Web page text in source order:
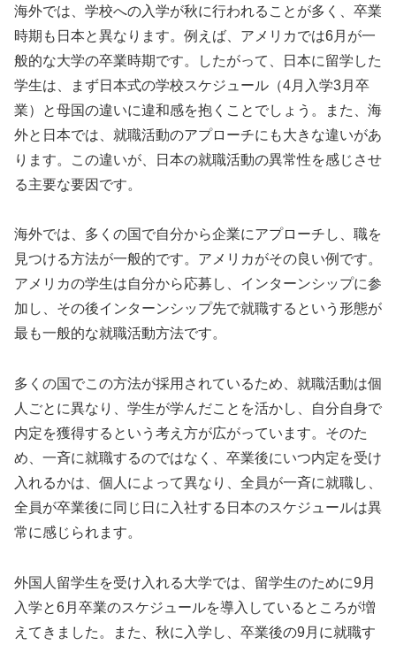
海外では、学校への入学が秋に行われることが多く、卒業
時期も日本と異なります。例えば、アメリカでは6月が一
般的な大学の卒業時期です。したがって、日本に留学した
学生は、まず日本式の学校スケジュール（4月入学3月卒
業）と母国の違いに違和感を抱くことでしょう。また、海
外と日本では、就職活動のアプローチにも大きな違いがあ
ります。この違いが、日本の就職活動の異常性を感じさせ
る主要な要因です。
海外では、多くの国で自分から企業にアプローチし、職を
見つける方法が一般的です。アメリカがその良い例です。
アメリカの学生は自分から応募し、インターンシップに参
加し、その後インターンシップ先で就職するという形態が
最も一般的な就職活動方法です。
多くの国でこの方法が採用されているため、就職活動は個
人ごとに異なり、学生が学んだことを活かし、自分自身で
内定を獲得するという考え方が広がっています。そのた
め、一斉に就職するのではなく、卒業後にいつ内定を受け
入れるかは、個人によって異なり、全員が一斉に就職し、
全員が卒業後に同じ日に入社する日本のスケジュールは異
常に感じられます。
外国人留学生を受け入れる大学では、留学生のために9月
入学と6月卒業のスケジュールを導入しているところが増
えてきました。また、秋に入学し、卒業後の9月に就職す